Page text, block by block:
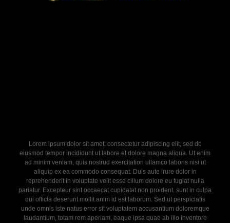
Lorem ipsum dolor sit amet, consectetur adipiscing elit, sed do
eiusmod tempor incididunt ut labore et dolore magna aliqua. Ut enim
ad minim veniam, quis nostrud exercitation ullamco laboris nisi ut
aliquip ex ea commodo consequat. Duis aute irure dolor in
reprehenderit in voluptate velit esse cillum dolore eu fugiat nulla
pariatur. Excepteur sint occaecat cupidatat non proident, sunt in culpa
qui officia deserunt mollit anim id est laborum. Sed ut perspiciatis
unde omnis iste natus error sit voluptatem accusantium doloremque
laudantium, totam rem aperiam, eaque ipsa quae ab illo inventore